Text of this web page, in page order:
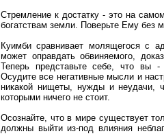
Стремление к достатку - это на
богатствам земли. Поверьте Ему без
Куимби сравнивает молящегося с
может оправдать обвиняемого,
Теперь представьте себе, что вы
Осудите все негативные мысли и
никакой нищеты, нужды и неудачи,
которыми ничего не стоит.
Осознайте, что в мире существует
должны выйти из-под влияния